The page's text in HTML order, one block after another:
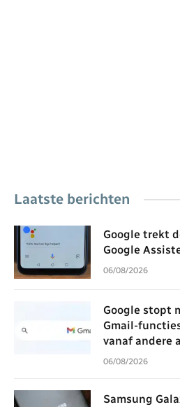
Laatste berichten
Google trekt
Google
06/08/2026
Google stopt
Gmail-
vanaf andere
06/08/2026
Samsung